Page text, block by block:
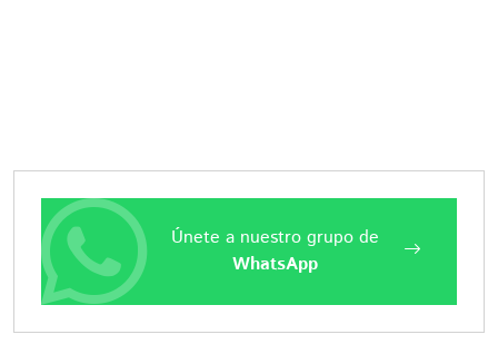
Únete a nuestro grupo de
WhatsApp